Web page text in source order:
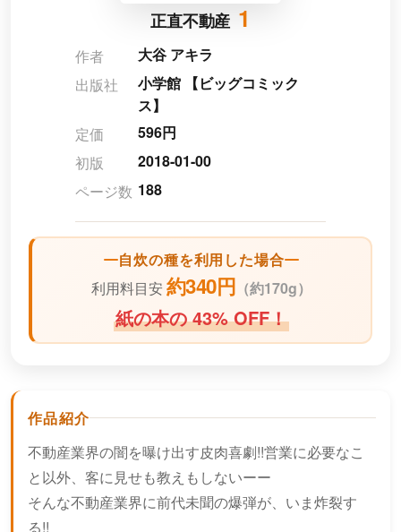
正直不動産 1
作者
大谷 アキラ
出版社
小学館 【ビッグコミック
ス】
定価
596円
初版
2018-01-00
ページ数 188
自炊の種を利用した場合
利用料目安 約340円 （約170g）
紙の本の 43% OFF！
作品紹介
不動産業界の闇を曝け出す皮肉喜劇!!営業に必要なこ
と以外、客に見せも教えもしないーー
そんな不動産業界に前代未聞の爆弾が、いま炸裂す
る!!